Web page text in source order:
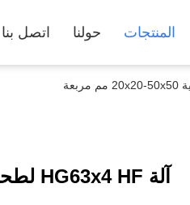
المنتجات حولنا اتصل بنا